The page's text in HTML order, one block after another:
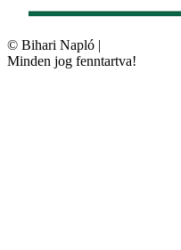
© Bihari Napló |
Minden jog fenntartva!